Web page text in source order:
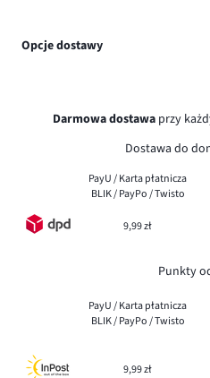
Opcje dostawy
Darmowa dostawa przy
Dostawa do
PayU / Karta płatnicza
BLIK / PayPo / Twisto
9,99 zł
Punkty
PayU / Karta płatnicza
BLIK / PayPo / Twisto
9,99 zł